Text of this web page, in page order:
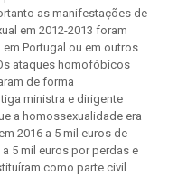
as manifestações de
em 2012-2013 foram
Portugal ou em outros
ataques homofóbicos
de forma
ministra e dirigente
a homossexualidade era
2016 a 5 mil euros de
5 mil euros por perdas e
como parte civil